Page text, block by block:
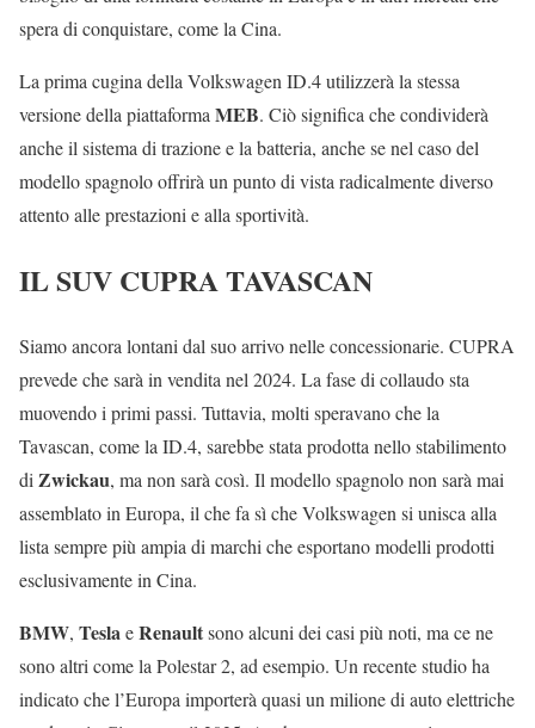
spera di conquistare, come la Cina.
La prima cugina della Volkswagen ID.4 utilizzerà la stessa
versione della piattaforma MEB. Ciò significa che condividerà
anche il sistema di trazione e la batteria, anche se nel caso del
modello spagnolo offrirà un punto di vista radicalmente diverso
attento alle prestazioni e alla sportività.
IL SUV CUPRA TAVASCAN
Siamo ancora lontani dal suo arrivo nelle concessionarie. CUPRA
prevede che sarà in vendita nel 2024. La fase di collaudo sta
muovendo i primi passi. Tuttavia, molti speravano che la
Tavascan, come la ID.4, sarebbe stata prodotta nello stabilimento
di Zwickau, ma non sarà così. Il modello spagnolo non sarà mai
assemblato in Europa, il che fa sì che Volkswagen si unisca alla
lista sempre più ampia di marchi che esportano modelli prodotti
esclusivamente in Cina.
BMW, TeslaeRenaultsono alcuni dei casi più noti, ma ce ne
sono altri come la Polestar 2, ad esempio. Un recente studio ha
indicato che l’Europa importerà quasi un milione di auto elettriche